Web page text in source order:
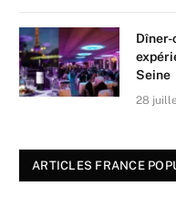
Dîner-
Seine
28
ARTICLES FRANCE